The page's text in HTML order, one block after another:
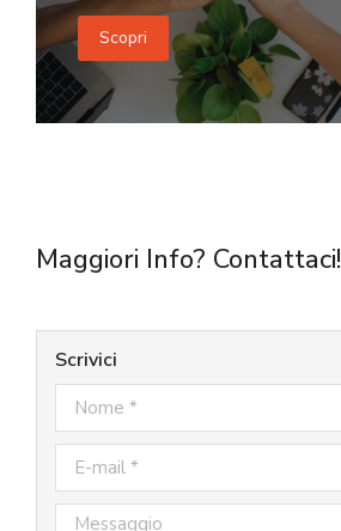
Scopri
Maggiori Info? Contattaci!
Scrivici
Nome *
E-mail *
Messaggio